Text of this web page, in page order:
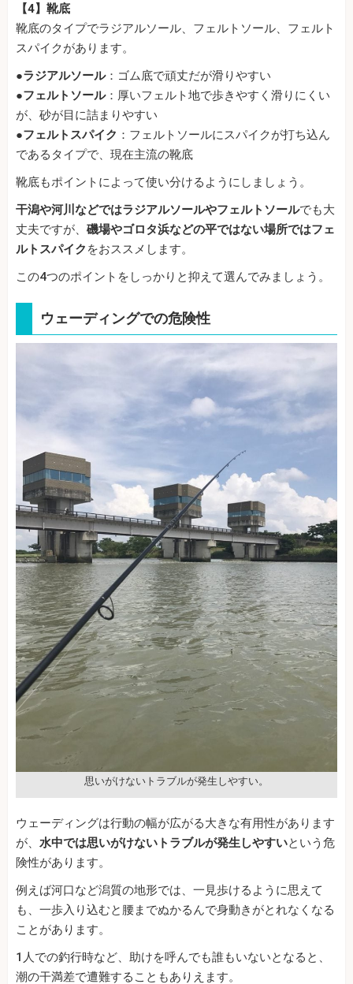
【4】靴底
靴底のタイプでラジアルソール、フェルトソール、フェルト
スパイクがあります。
●ラジアルソール：ゴム底で頑丈だが滑りやすい
●フェルトソール：厚いフェルト地で歩きやすく滑りにくい
が、砂が目に詰まりやすい
●フェルトスパイク ：フェルトソールにスパイクが打ち込ん
であるタイプで、現在主流の靴底
靴底もポイントによって使い分けるようにしましょう。
干潟や河川などではラジアルソールやフェルトソールでも大
丈夫ですが、 磯場やゴロタ浜などの平ではない場所ではフェ
ルトスパイク をおススメします。
この4つのポイントをしっかりと抑えて選んでみましょう。
ウェーディングでの危険性
思いがけないトラブルが発生しやすい。
ウェーディングは行動の幅が広がる大きな有用性があります
が、 水中では思いがけないトラブルが発生しやすいという危
険性があります。
例えば河口など潟質の地形では、一見歩けるように思えて
も、一歩入り込むと腰までぬかるんで身動きがとれなくなる
ことがあります。
1人での釣行時など、助けを呼んでも誰もいないとなると、
潮の干満差で遭難することもありえます。